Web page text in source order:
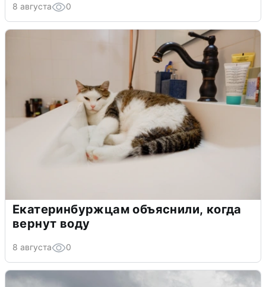
8 августа 0
Екатеринбуржцам объяснили, когда
вернут воду
8 августа 0